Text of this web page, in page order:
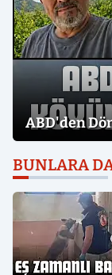
ABD'den
BUNLARA